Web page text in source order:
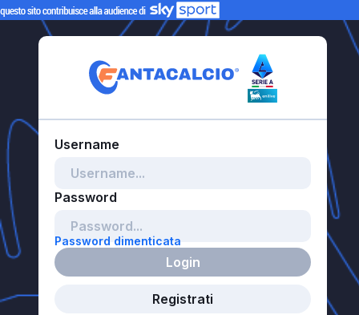
Password dimenticata
Login
Registrati